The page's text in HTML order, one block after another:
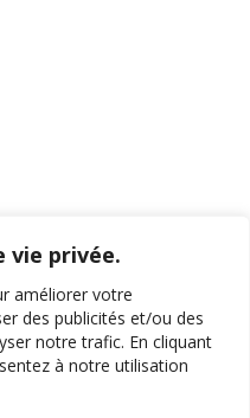
vie privée.
améliorer votre
des publicités et/ou des
notre trafic. En cliquant
à notre utilisation